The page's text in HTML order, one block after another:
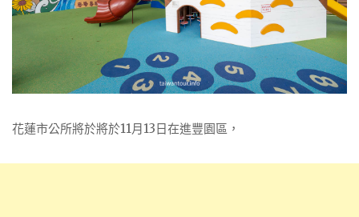
花蓮市公所將於將於11月13日在進豐園區，